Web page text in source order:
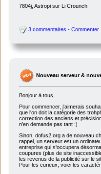
7804j, Astropi sur Li Crounch
3 commentaires - Commenter
Nouveau serveur &
Bonjour à tous,
Pour commencer, j'aimerais
que l'on doit la catégorie des
correction des anciens et
n'en demande pas tant :)
Sinon, dofus2.org a de nouveau
rappel, un serveur est un
entreprise qui s'occupera
coupures (plus de site
les revenus de la publicité sur le
Pour les curieux, voici les